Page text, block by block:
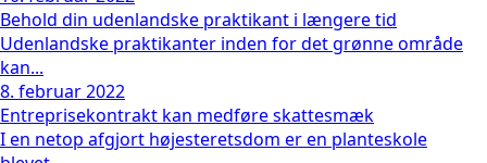
Behold din udenlandske praktikant i længere tid
Udenlandske praktikanter inden for det grønne område
kan...
8. februar 2022
Entreprisekontrakt kan medføre skattesmæk
I en netop afgjort højesteretsdom er en planteskole